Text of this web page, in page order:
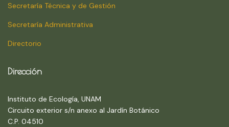
Secretaría Técnica y de Gestión
Secretaría Administrativa
Directorio
Dirección
Instituto de Ecología, UNAM
Circuito exterior s/n anexo al Jardín Botánico
C.P. 04510